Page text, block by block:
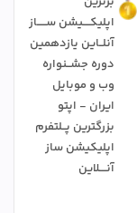
اپلیکــــیشن ســـــاز
آنلــاین یازدهمین
دوره جشــنواره
وب و موبایل
ایران - اپتو
بزرگترین پــلتفرم
اپلیکیشن ساز
آنــــلاین